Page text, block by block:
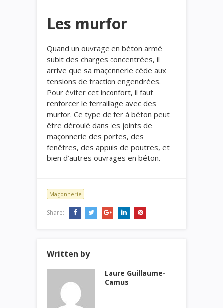
Les murfor
Quand un ouvrage en béton armé
subit des charges concentrées, il
arrive que sa maçonnerie cède aux
tensions de traction engendrées.
Pour éviter cet inconfort, il faut
renforcer le ferraillage avec des
murfor. Ce type de fer à béton peut
être déroulé dans les joints de
maçonnerie des portes, des
fenêtres, des appuis de poutres, et
bien d’autres ouvrages en béton.
Maçonnerie
Share:
Written by
Laure Guillaume-
Camus